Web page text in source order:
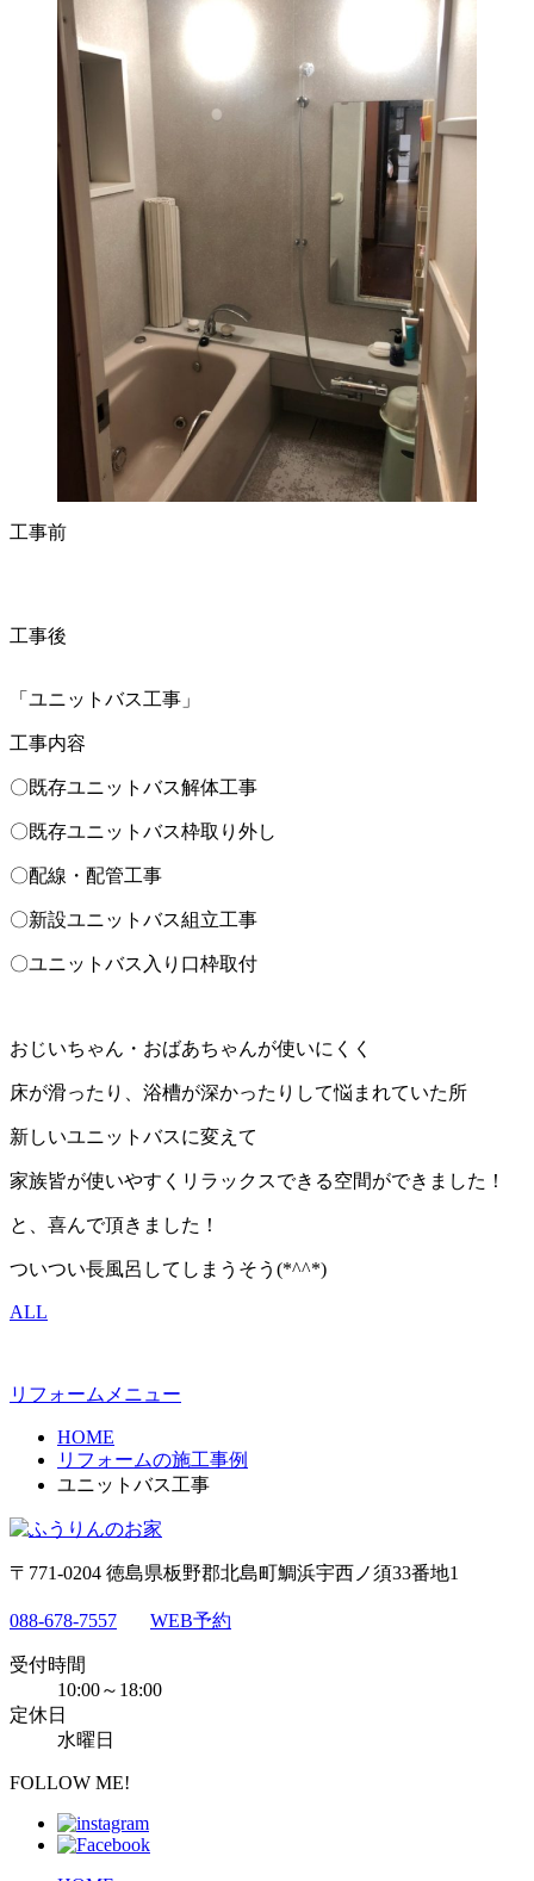
工事前
工事後
「ユニットバス工事」
工事内容
〇既存ユニットバス解体工事
〇既存ユニットバス枠取り外し
〇配線・配管工事
〇新設ユニットバス組立工事
〇ユニットバス入り口枠取付
おじいちゃん・おばあちゃんが使いにくく
床が滑ったり、浴槽が深かったりして悩まれていた所
新しいユニットバスに変えて
家族皆が使いやすくリラックスできる空間ができました！
と、喜んで頂きました！
ついつい長風呂してしまうそう(*^^*)
ALL
リフォームメニュー
HOME
リフォームの施工事例
ユニットバス工事
〒771-0204 徳島県板野郡北島町鯛浜宇西ノ須33番地1
088-678-7557 WEB予約
受付時間
10:00～18:00
定休日
水曜日
FOLLOW ME!